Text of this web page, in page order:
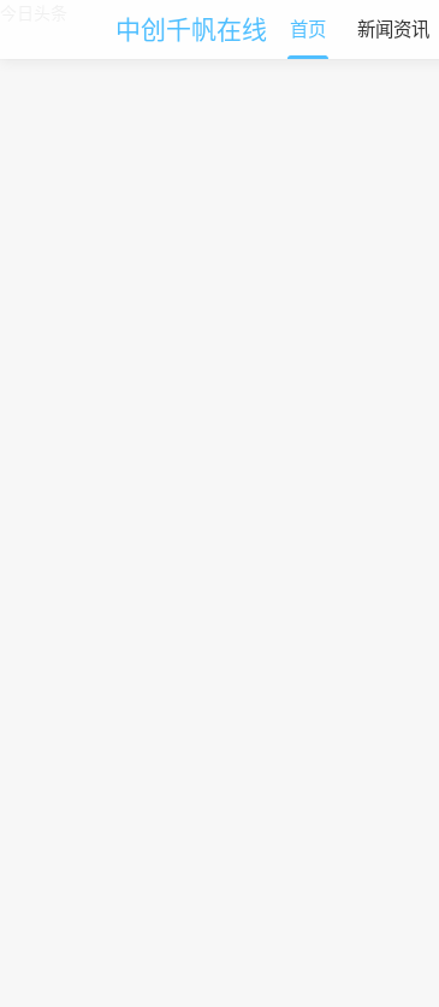
中创千帆在线 首页 新闻资讯